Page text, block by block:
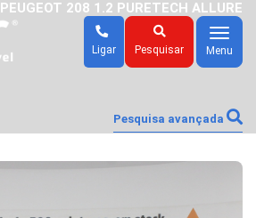
Pesquisar
Ligar
Menu
Menu
PEUGEOT 208 1.2 PURETECH ALLURE
Pesquisa avançada